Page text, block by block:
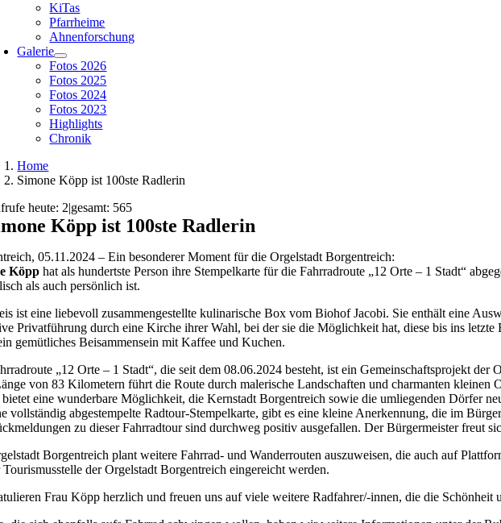
KiTas
Pfarrheime
Ahnenforschung
Galerie
Fotos 2026
Fotos 2025
Fotos 2024
Fotos 2023
Highlights
Chronik
Home
Simone Köpp ist 100ste Radlerin
heute: 2|gesamt: 565
Köpp ist 100ste Radlerin
05.11.2024 – Ein besonderer Moment für die Orgelstadt Borgentreich:
Köpphat als hundertste Person ihre Stempelkarte für die Fahrradroute „12 Orte – 1 Stadt“
als auch persönlich ist.
ist eine liebevoll zusammengestellte kulinarische Box vom Biohof Jacobi. Sie enthält eine
Privatführung durch eine Kirche ihrer Wahl, bei der sie die Möglichkeit hat, diese bis ins
gemütliches Beisammensein mit Kaffee und Kuchen.
„12 Orte – 1 Stadt“, die seit dem 08.06.2024 besteht, ist ein Gemeinschaftsprojekt
von 83 Kilometern führt die Route durch malerische Landschaften und charmanten
bietet eine wunderbare Möglichkeit, die Kernstadt Borgentreich sowie die umliegenden Dörfer
vollständig abgestempelte Radtour-Stempelkarte, gibt es eine kleine Anerkennung, die im
zu dieser Fahrradtour sind durchweg positiv ausgefallen. Der Bürgermeister freut
Borgentreich plant weitere Fahrrad- und Wanderrouten auszuweisen, die auch auf
Tourismusstelle der Orgelstadt Borgentreich eingereicht werden.
Frau Köpp herzlich und freuen uns auf viele weitere Radfahrer/-innen, die die Schönheit